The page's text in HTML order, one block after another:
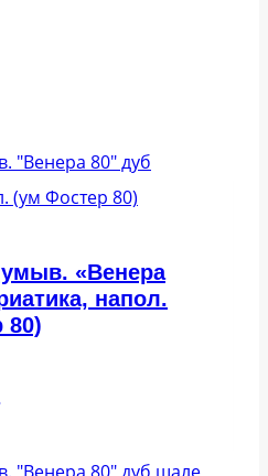
«Венера
напол.
80)